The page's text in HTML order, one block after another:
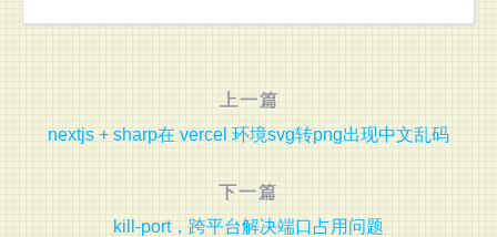
上一篇
nextjs + sharp在 vercel 环境svg转png出现中文乱码
下一篇
kill-port，跨平台解决端口占用问题